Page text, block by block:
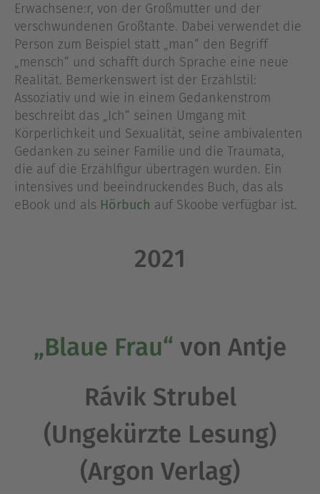
Erwachsene:r, von der Großmutter und der
verschwundenen Großtante. Dabei verwendet die
Person zum Beispiel statt „man“ den Begriff
„mensch“ und schafft durch Sprache eine neue
Realität. Bemerkenswert ist der Erzählstil:
Assoziativ und wie in einem Gedankenstrom
beschreibt das „Ich“ seinen Umgang mit
Körperlichkeit und Sexualität, seine ambivalenten
Gedanken zu seiner Familie und die Traumata,
die auf die Erzählfigur übertragen wurden. Ein
intensives und beeindruckendes Buch, das als
eBook und als Hörbuch auf Skoobe verfügbar ist.
2021
„Blaue Frau“ von Antje
Rávik Strubel
(Ungekürzte Lesung)
(Argon Verlag)